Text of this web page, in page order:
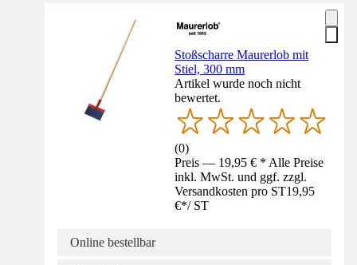
Stoßscharre Maurerlob mit
Stiel, 300 mm
Artikel wurde noch nicht
bewertet.
(0)
Preis — 19,95 € * Alle Preise
inkl. MwSt. und ggf. zzgl.
Versandkosten pro ST19,95
€*/ ST
Online bestellbar